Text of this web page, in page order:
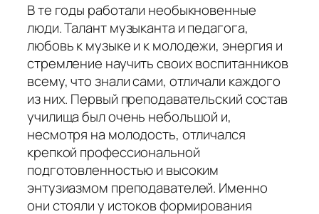
В те годы работали необыкновенные
люди. Талант музыканта и педагога,
любовь к музыке и к молодежи, энергия и
стремление научить своих воспитанников
всему, что знали сами, отличали каждого
из них. Первый преподавательский состав
училища был очень небольшой и,
несмотря на молодость, отличался
крепкой профессиональной
подготовленностью и высоким
энтузиазмом преподавателей. Именно
они стояли у истоков формирования